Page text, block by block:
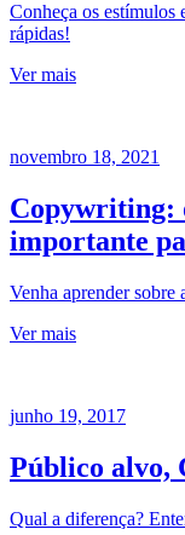
Conheça os estímulos
rápidas!
Ver mais
novembro 18, 2021
Copywriting:
importante
Venha aprender sobre
Ver mais
junho 19, 2017
Público alvo,
Qual a diferença?